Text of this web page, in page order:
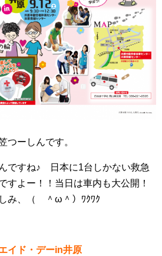
つーしんです。
ですね♪ 日本に1台しかない救急
すよー！！当日は車内も大公開！
み、（ ＾ω＾）ﾜｸﾜｸ
イド・デーin井原